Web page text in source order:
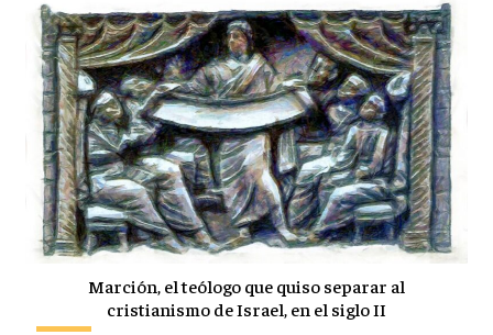
Marción, el teólogo que quiso separar al
cristianismo de Israel, en el siglo II